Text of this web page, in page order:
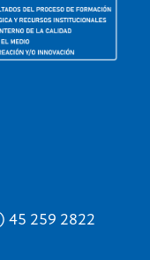
45 259 2822